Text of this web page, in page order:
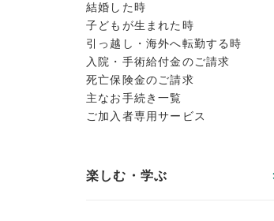
結婚した時
子どもが生まれた時
引っ越し・海外へ転勤する時
入院・手術給付金のご請求
死亡保険金のご請求
主なお手続き一覧
ご加入者専用サービス
楽しむ・学ぶ